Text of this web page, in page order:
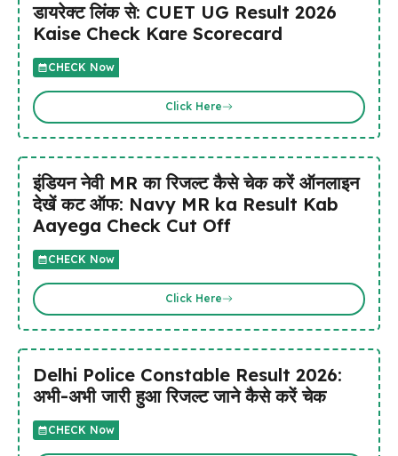
डायरेक्ट लिंक से: CUET UG Result 2026
Kaise Check Kare Scorecard
CHECK Now
Click Here
इंडियन नेवी MR का रिजल्ट कैसे चेक करें ऑनलाइन
देखें कट ऑफ: Navy MR ka Result Kab
Aayega Check Cut Off
CHECK Now
Click Here
Delhi Police Constable Result 2026:
अभी-अभी जारी हुआ रिजल्ट जाने कैसे करें चेक
CHECK Now